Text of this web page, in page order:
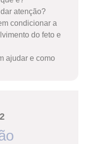
atenção?
condicionar a
do feto e
ajudar e como